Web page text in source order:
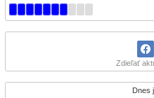
Zdieľať
Dnes